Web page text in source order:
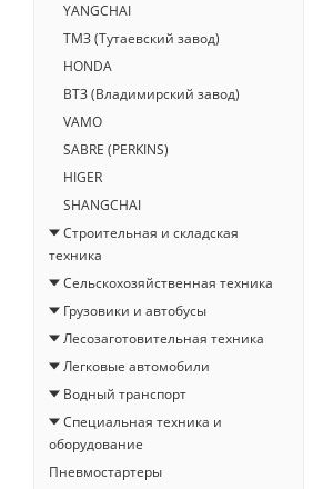
YANGCHAI
ТМЗ (Тутаевский завод)
HONDA
ВТЗ (Владимирский завод)
VAMO
SABRE (PERKINS)
HIGER
SHANGCHAI
Строительная и складская
техника
Сельскохозяйственная техника
Грузовики и автобусы
Лесозаготовительная техника
Легковые автомобили
Водный транспорт
Специальная техника и
оборудование
Пневмостартеры